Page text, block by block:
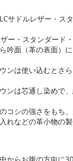
サドルレザー・ス
ー・スタンダード
吟面（革の表面）
ンは使い込むとさ
ンは芯通し染めで
コシの強さをもち
れなどの革小物の
からお腹の方向に